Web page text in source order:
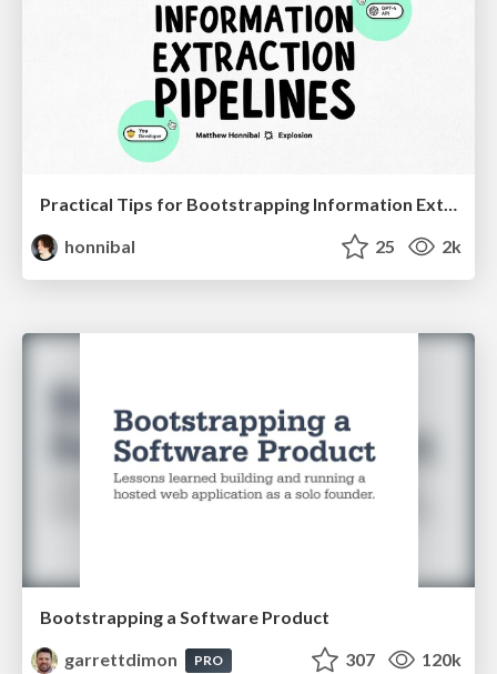
honnibal
25 2k
Bootstrapping a Software Product
garrettdimon
PRO 307 120k